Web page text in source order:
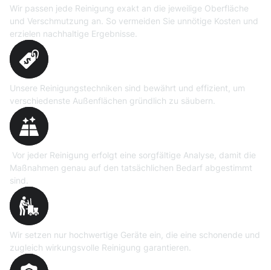
Wir passen jede Reinigung exakt an die jeweilige Oberfläche
und Verschmutzung an. So vermeiden Sie unnötige Kosten und
erzielen nachhaltige Ergebnisse.
Unsere Reinigungstechniken sind bewährt und effizient, um
verschiedenste Außenflächen gründlich zu säubern.
Vor jeder Reinigung erfolgt eine sorgfältige Analyse, damit die
Maßnahmen genau auf den tatsächlichen Bedarf abgestimmt
sind.
Wir setzen nur hochwertige Geräte ein, die eine schonende und
zugleich wirkungsvolle Reinigung garantieren.